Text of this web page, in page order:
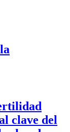
clave del